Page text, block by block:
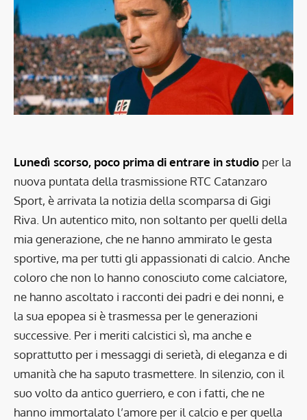
Lunedì scorso, poco prima di entrare in studio per la
nuova puntata della trasmissione RTC Catanzaro
Sport, è arrivata la notizia della scomparsa di Gigi
Riva. Un autentico mito, non soltanto per quelli della
mia generazione, che ne hanno ammirato le gesta
sportive, ma per tutti gli appassionati di calcio. Anche
coloro che non lo hanno conosciuto come calciatore,
ne hanno ascoltato i racconti dei padri e dei nonni, e
la sua epopea si è trasmessa per le generazioni
successive. Per i meriti calcistici sì, ma anche e
soprattutto per i messaggi di serietà, di eleganza e di
umanità che ha saputo trasmettere. In silenzio, con il
suo volto da antico guerriero, e con i fatti, che ne
hanno immortalato l’amore per il calcio e per quella